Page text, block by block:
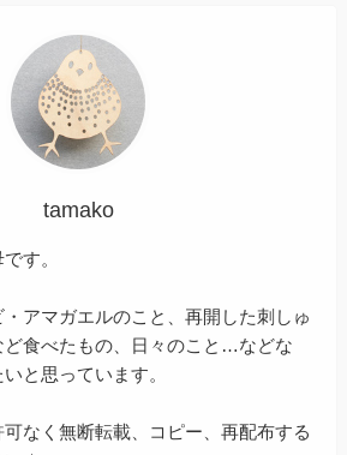
tamako
す。
アマガエルのこと、再開した刺しゅ
ど食べたもの、日々のこと…などな
と思っています。
なく無断転載、コピー、再配布する